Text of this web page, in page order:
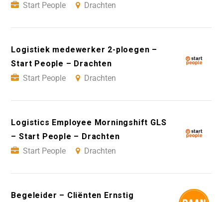
Start People
Drachten
Logistiek medewerker 2-ploegen –
Start People – Drachten
Start People
Drachten
Logistics Employee Morningshift GLS
– Start People – Drachten
Start People
Drachten
Begeleider – Cliënten Ernstig